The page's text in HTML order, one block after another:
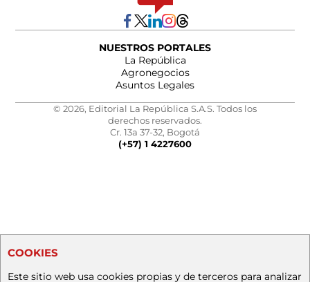
NUESTROS PORTALES
La República
Agronegocios
Asuntos Legales
© 2026, Editorial La República S.A.S. Todos los
derechos reservados.
Cr. 13a 37-32, Bogotá
(+57) 1 4227600
COOKIES
Este sitio web usa cookies propias y de terceros para analizar